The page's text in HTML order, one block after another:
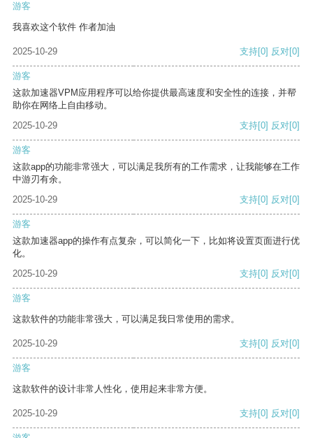
游客
我喜欢这个软件 作者加油
2025-10-29 支持[0] 反对[0]
游客
这款加速器VPM应用程序可以给你提供最高速度和安全性的连接，并帮
助你在网络上自由移动。
2025-10-29
支持[0] 反对[0]
游客
这款app的功能非常强大，可以满足我所有的工作需求，让我能够在工作
中游刃有余。
2025-10-29
支持[0] 反对[0]
游客
这款加速器app的操作有点复杂，可以简化一下，比如将设置页面进行优
化。
2025-10-29
支持[0] 反对[0]
游客
这款软件的功能非常强大，可以满足我日常使用的需求。
2025-10-29 支持[0] 反对[0]
游客
这款软件的设计非常人性化，使用起来非常方便。
2025-10-29 支持[0] 反对[0]